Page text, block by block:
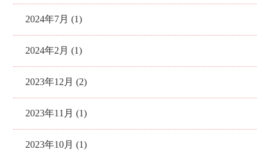
2024年7月 (1)
2024年2月 (1)
2023年12月 (2)
2023年11月 (1)
2023年10月 (1)